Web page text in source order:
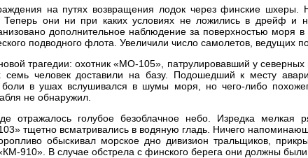
на путях возвращения лодок через финские шхеры.
Теперь они ни при каких условиях не ложились в дрейф и
дополнительное наблюдение за поверхностью моря в
подводного флота. Увеличили число самолетов, ведущих
трагедии: охотник «МО-105», патрулировавший у северных
человек доставили на базу. Подошедший к месту
боли в ушах вслушивался в шумы моря, но чего-либо
не обнаружил.
отражалось голубое безоблачное небо. Изредка мелкая
тщетно всматривались в водяную гладь. Ничего
обыскивал морское дно дивизион тральщиков,
910». В случае обстрела с финского берега они должны были